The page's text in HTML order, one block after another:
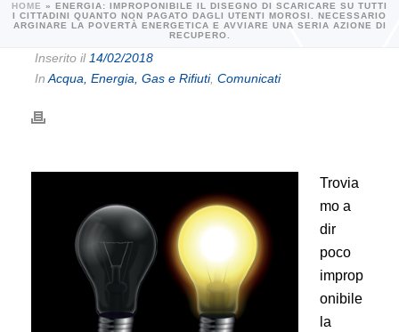
HOME » ENERGIA: IMPROPONIBILE IL DISEGNO DI SCARICARE SU TUTTI
I CITTADINI QUANTO NON PAGATO DAGLI UTENTI MOROSI. NECESSARIO
ARGINARE LA POVERTÀ ENERGETICA E AVVIARE UNA SERIA AZIONE DI
RECUPERO.
Inserito il 14/02/2018
In Acqua, Energia, Gas e Rifiuti, Comunicati
Trovia
mo a
dir
poco
improp
onibile
la